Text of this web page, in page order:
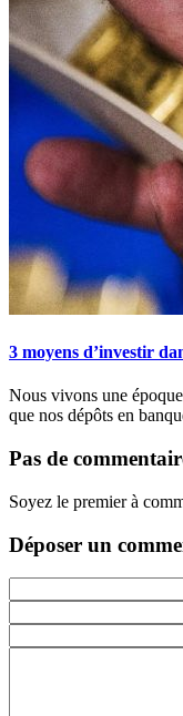
3 moyens d’investir
Nous vivons une
que nos dépôts en
Pas de
Soyez le premier à
Déposer un